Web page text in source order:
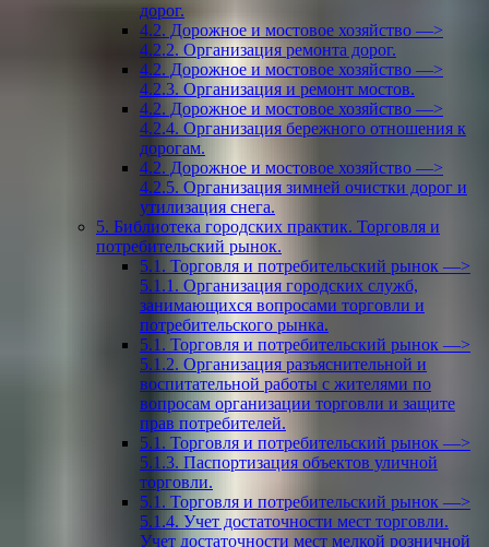
дорог.
4.2. Дорожное и мостовое хозяйство —>
4.2.2. Организация ремонта дорог.
4.2. Дорожное и мостовое хозяйство —>
4.2.3. Организация и ремонт мостов.
4.2. Дорожное и мостовое хозяйство —>
4.2.4. Организация бережного отношения к
дорогам.
4.2. Дорожное и мостовое хозяйство —>
4.2.5. Организация зимней очистки дорог и
утилизация снега.
5. Библиотека городских практик. Торговля и
потребительский рынок.
5.1. Торговля и потребительский рынок —>
5.1.1. Организация городских служб,
занимающихся вопросами торговли и
потребительского рынка.
5.1. Торговля и потребительский рынок —>
5.1.2. Организация разъяснительной и
воспитательной работы с жителями по
вопросам организации торговли и защите
прав потребителей.
5.1. Торговля и потребительский рынок —>
5.1.3. Паспортизация объектов уличной
торговли.
5.1. Торговля и потребительский рынок —>
5.1.4. Учет достаточности мест торговли.
Учет достаточности мест мелкой розничной